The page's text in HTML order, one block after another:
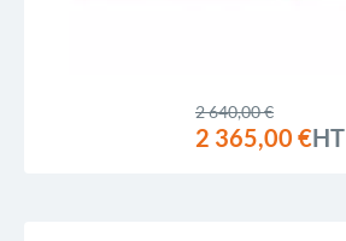
2 640,00 €
2 365,00 €HT